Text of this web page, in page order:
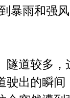
暴雨和强
道较多，
驶出的瞬